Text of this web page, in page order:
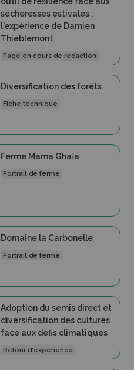
sécheresses estivales :
l'expérience de Damien
Thieblemont
Page en cours de rédaction
Diversification des forêts
Fiche technique
Ferme Mama Ghaïa
Portrait de ferme
Domaine la Carbonelle
Portrait de ferme
Adoption du semis direct et
diversification des cultures
face aux défis climatiques
Retour d'expérience